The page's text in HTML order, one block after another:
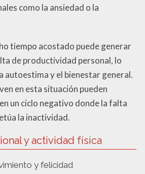
como la ansiedad o la
tiempo acostado puede generar
de productividad personal, lo
autoestima y el bienestar general.
en esta situación pueden
un ciclo negativo donde la falta
la inactividad.
y actividad física
y felicidad